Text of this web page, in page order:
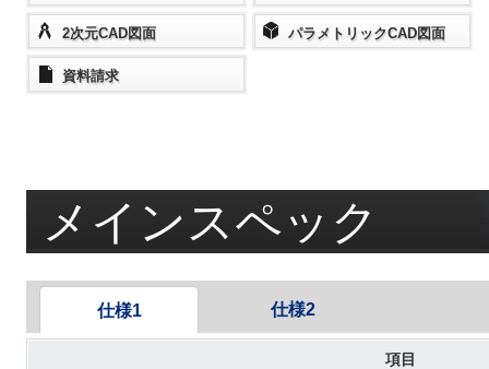
2次元CAD図面
資料請求
パラメトリックCAD図面
メインスペック
仕様1
項目
仕様2